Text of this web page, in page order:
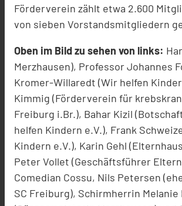
Förderverein zählt etwa 2.600
von sieben Vorstandsmitgliedern
Oben im Bild zu sehen von links:
Merzhausen), Professor Johannes
Kromer-Willaredt (Wir helfen
Kimmig (Förderverein für
Freiburg i.Br.), Bahar Kizil
helfen Kindern e.V.), Frank
Kindern e.V.), Karin Gehl
Peter Vollet (Geschäftsführer
Comedian Cossu, Nils Petersen
SC Freiburg), Schirmherrin Melanie